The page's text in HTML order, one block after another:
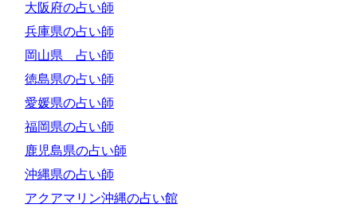
大阪府の占い師
兵庫県の占い師
岡山県 占い師
徳島県の占い師
愛媛県の占い師
福岡県の占い師
鹿児島県の占い師
沖縄県の占い師
アクアマリン沖縄の占い館